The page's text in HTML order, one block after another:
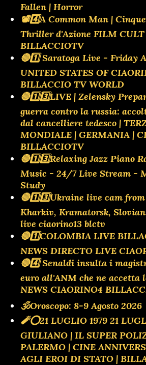
Fallen | Horror
📽️4️⃣A Common Man | Cinque
Thriller d'Azione FILM CULT
BILLACCIOTV
🔴1️⃣ Saratoga Live - Friday
UNITED STATES OF
BILLACCIO TV WORLD
🔴1️⃣3️⃣LIVE | Zelensky
guerra contro la russia:
dal cancelliere tedesco |
MONDIALE | GERMANIA |
BILLACCIOTV
🔴1️⃣3️⃣Relaxing Jazz Piano
Music - 24/7 Live Stream -
Study
🔴1️⃣3️⃣Ukraine live cam
Kharkiv, Kramatorsk,
live ciaorino13 blctv
🔴1️⃣COLOMBIA LIVE
NEWS DIRECTO LIVE
🔴4️⃣ Senaldi insulta i
euro all'ANM che ne accetta
NEWS CIAORINO4
🕉Oroscopo: 8-9 Agosto 2026
🧨⭕️21 LUGLIO 1979 21
GIULIANO | IL SUPER
PALERMO | CINE
AGLI EROI DI STATO |